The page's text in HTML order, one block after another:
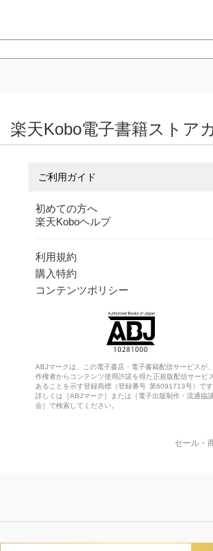
楽天Kobo電子書籍ストア
ご利用ガイド
初めての方へ
楽天Koboヘルプ
利用規約
購入特約
コンテンツポリシー
ABJマークは、この電子書店・電子書籍配信サービスが
作権者からコンテンツ使用許諾を得た正規版配信サービ
あることを示す登録商標（登録番号 第6091713号）です
詳しくは［ABJマーク］または［電子出版制作・流通協議
会］で検索してください。
セール・